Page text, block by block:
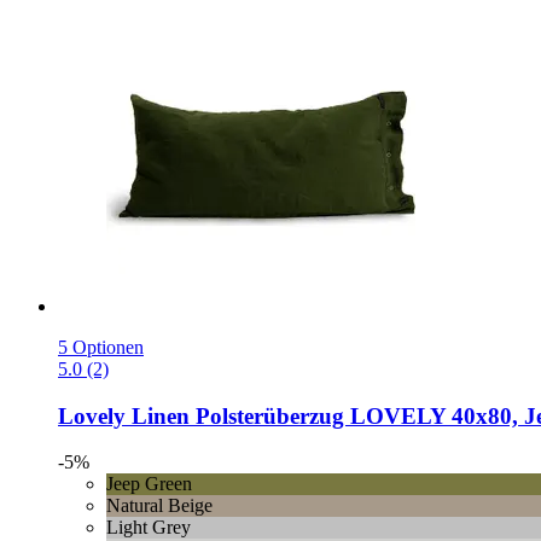
5 Optionen
5.0 (2)
Lovely Linen Polsterüberzug LOVELY 40x80,
-5%
Jeep Green
Natural Beige
Light Grey